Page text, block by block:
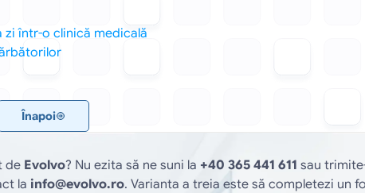
într-o clinică medicală
Înapoi
de Evolvo? Nu ezita să ne suni la +40 365 441 611 sau
la info@evolvo.ro. Varianta a treia este să completezi un